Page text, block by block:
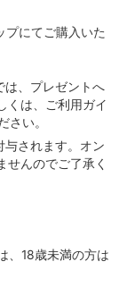
プにてご購⼊いた
は、プレゼントへ
くは、ご利⽤ガイ
さい。
されます。オン
せんのでご了承く
、18歳未満の方は